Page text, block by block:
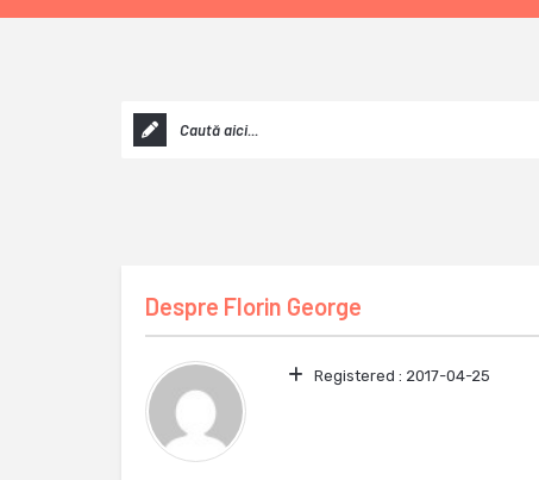
Despre Florin George
Registered : 2017-04-25